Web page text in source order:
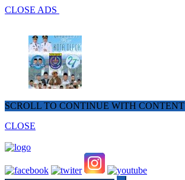
CLOSE ADS
SCROLL TO CONTINUE WITH CONTENT
CLOSE